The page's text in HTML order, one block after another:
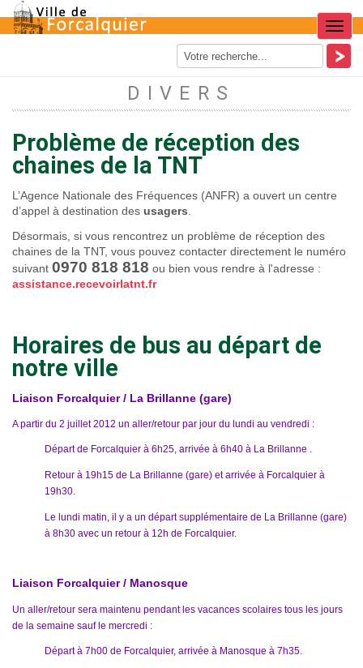
DIVERS
Problème de réception des
chaines de la TNT
L’Agence Nationale des Fréquences (ANFR) a ouvert un centre
d’appel à destination des usagers.
Désormais, si vous rencontrez un problème de réception des
chaines de la TNT, vous pouvez contacter directement le numéro
suivant 0970 818 818 ou bien vous rendre à l'adresse :
assistance.recevoirlatnt.fr
Horaires de bus au départ de
notre ville
Liaison Forcalquier / La Brillanne (gare)
A partir du 2 juillet 2012 un aller/retour par jour du lundi au vendredi :
Départ de Forcalquier à 6h25, arrivée à 6h40 à La Brillanne .
Retour à 19h15 de La Brillanne (gare) et arrivée à Forcalquier à
19h30.
Le lundi matin, il y a un départ supplémentaire de La Brillanne (gare)
à 8h30 avec un retour à 12h de Forcalquier.
Liaison Forcalquier / Manosque
Un aller/retour sera maintenu pendant les vacances scolaires tous les jours
de la semaine sauf le mercredi :
Départ à 7h00 de Forcalquier, arrivée à Manosque à 7h35.
Menu